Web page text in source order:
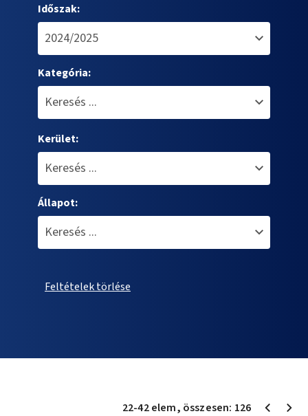
Időszak:
Kategória:
Kerület:
Állapot:
Feltételek törlése
22-42elem, összesen: 126